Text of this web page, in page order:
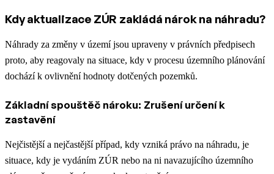
Kdy aktualizace ZÚR zakládá nárok na náhradu?
Náhrady za změny v území jsou upraveny v právních předpisech
proto, aby reagovaly na situace, kdy v procesu územního plánování
dochází k ovlivnění hodnoty dotčených pozemků.
Základní spouštěč nároku: Zrušení určení k
zastavění
Nejčistější a nejčastější případ, kdy vzniká právo na náhradu, je
situace, kdy je vydáním ZÚR nebo na ni navazujícího územního